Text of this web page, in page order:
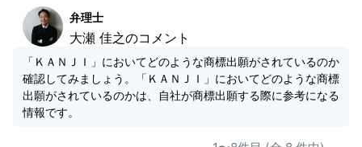
弁理士
大瀬 佳之のコメント
「ＫＡＮＪＩ」においてどのような商標出願がされているのか
確認してみましょう。「ＫＡＮＪＩ」においてどのような商標
出願がされているのかは、自社が商標出願する際に参考になる
情報です。